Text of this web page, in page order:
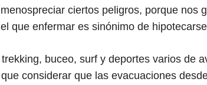
ciertos peligros, porque nos
que enfermar es sinónimo de
buceo, surf y deportes varios de
considerar que las evacuaciones